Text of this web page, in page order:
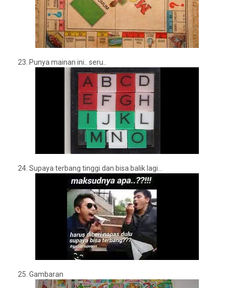
23. Punya mainan ini.. seru..
24. Supaya terbang tinggi dan bisa balik lagi...
25. Gambaran